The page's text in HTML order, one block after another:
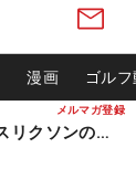
メルマガ登録
漫画 ゴル
『4』が消え『R』が加わった！ スリクソンの新作